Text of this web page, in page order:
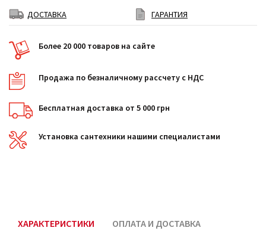
ДОСТАВКА
ГАРАНТИЯ
Более 20 000 товаров на сайте
Продажа по безналичному рассчету с НДС
Бесплатная доставка от 5 000 грн
Установка сантехники нашими специалистами
ХАРАКТЕРИСТИКИ
ОПЛАТА И ДОСТАВКА